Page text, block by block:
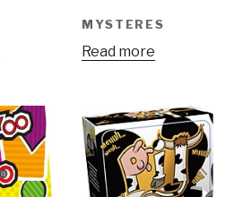
MYSTERES
Read more